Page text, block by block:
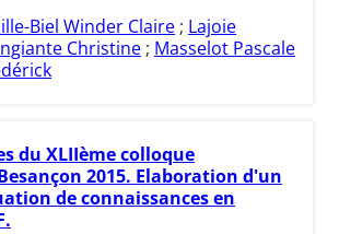
Biel Winder Claire ; Lajoie
Christine ; Masselot Pascale
du XLIIème colloque
Besançon 2015. Elaboration d'un
de connaissances en